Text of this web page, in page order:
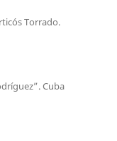
Torrado.
Cuba